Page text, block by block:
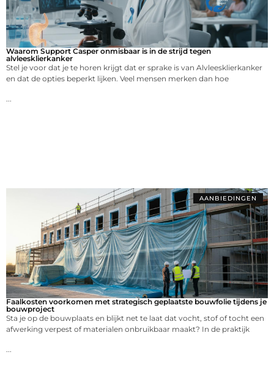
Waarom Support Casper onmisbaar is in de strijd tegen
alvleesklierkanker
Stel je voor dat je te horen krijgt dat er sprake is van Alvleesklierkanker
en dat de opties beperkt lijken. Veel mensen merken dan hoe
AANBIEDINGEN
Faalkosten voorkomen met strategisch geplaatste bouwfolie tijdens je
bouwproject
Sta je op de bouwplaats en blijkt net te laat dat vocht, stof of tocht een
afwerking verpest of materialen onbruikbaar maakt? In de praktijk